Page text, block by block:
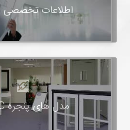
اطلاعات تخصصی UPVC
مدل های پنجره UPVC